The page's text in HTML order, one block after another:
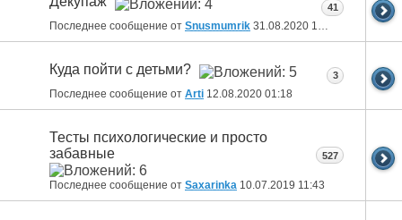
Последнее сообщение от Snusmumrik 31.08.2020 18:46
41
Куда пойти с детьми?
Последнее сообщение от Arti 12.08.2020 01:18
3
Тесты психологические и просто
забавные
Последнее сообщение от Saxarinka 10.07.2019 11:43
527